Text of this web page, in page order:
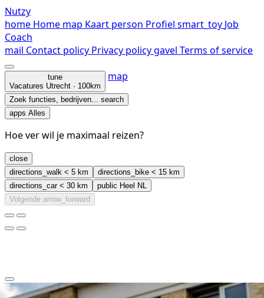
Nutzy
home Home map Kaart person Profiel smart_toy Job
Coach
mail Contact policy Privacy policygavel Terms of service
tune
Vacatures Utrecht · 100km
map
Zoek functies, bedrijven... search
apps Alles
Hoe ver wil je maximaal reizen?
close
directions_walk < 5 km directions_bike < 15 km
directions_car< 30 km public Heel NL
Volgende arrow_forward
clear
arrow_back_ios_new